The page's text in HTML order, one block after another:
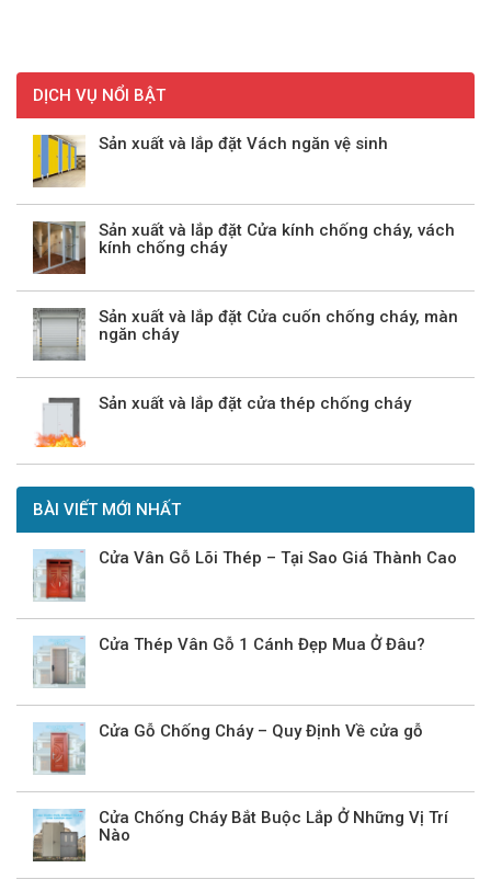
DỊCH VỤ NỔI BẬT
Sản xuất và lắp đặt Vách ngăn vệ sinh
Sản xuất và lắp đặt Cửa kính chống cháy, vách
kính chống cháy
Sản xuất và lắp đặt Cửa cuốn chống cháy, màn
ngăn cháy
Sản xuất và lắp đặt cửa thép chống cháy
BÀI VIẾT MỚI NHẤT
Cửa Vân Gỗ Lõi Thép – Tại Sao Giá Thành Cao
Cửa Thép Vân Gỗ 1 Cánh Đẹp Mua Ở Đâu?
Cửa Gỗ Chống Cháy – Quy Định Về cửa gỗ
Cửa Chống Cháy Bắt Buộc Lắp Ở Những Vị Trí
Nào